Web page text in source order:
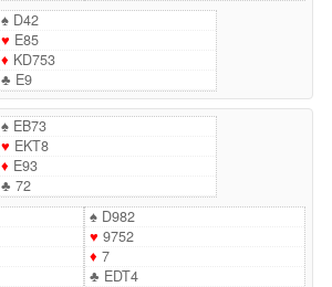
♠D42
♥ E85
♦ KD753
♣ E9
♠EB73
♥ EKT8
♦ E93
♣ 72
♠D982
♥ 9752
♦ 7
♣ EDT4